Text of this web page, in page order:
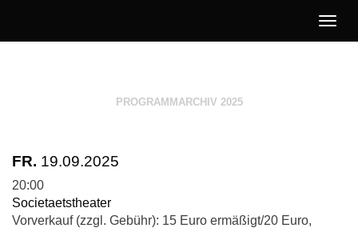
PROGRAMMARCHIV 2025
FR. 19.09.2025
20:00
Societaetstheater
Vorverkauf (zzgl. Gebühr): 15 Euro ermäßigt/20 Euro,